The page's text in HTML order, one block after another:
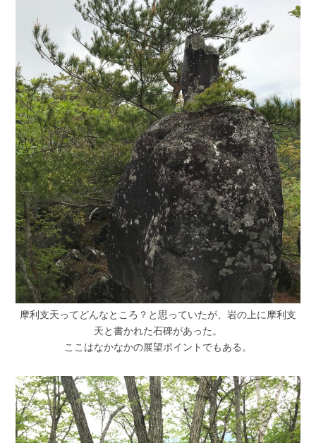
摩利支天ってどんなところ？と思っていたが、岩の上に摩利支
天と書かれた石碑があった。
ここはなかなかの展望ポイントでもある。